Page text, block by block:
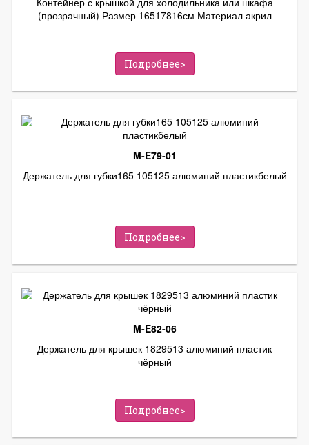
(прозрачный) Размер 16517816см Материал акрил
Подробнее>
M-E79-01
Держатель для губки165 105125 алюминий пластикбелый
Подробнее>
M-E82-06
Держатель для крышек 1829513 алюминий пластик
чёрный
Подробнее>